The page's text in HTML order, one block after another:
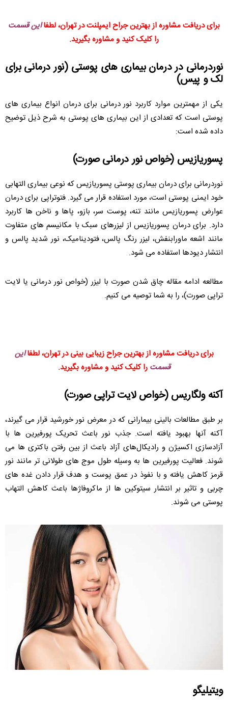
برای دریافت مشاوره از بهترین جراح ایمپلنت در تهران، لطفااین قسمت
را کلیک کنید و مشاوره بگیرید.
نوردرمانی در درمان بیماری های پوستی (نور درمانی برای
لک و پیس)
یکی از مهمترین موارد کاربرد نور درمانی برای درمان انواع بیماری های
پوستی است که تعدادی از این بیماری های پوستی به شرح ذیل توضیح
داده شده است:
پسوریازیس (خواص نور درمانی صورت)
نوردرمانی برای درمان بیماری پوستی پسوریازیس که نوعی بیماری التهابی
خود ایمنی پوستی است، مورد استفاده قرار می گیرد. فتوتراپی برای درمان
عوارض پسوریازیس مانند تنه، پوست سر، بازو، پاها و ناخن ها کاربرد
دارد. برای درمان پسوریازیس از لیزرهای سبک با مکانیسم های متفاوت
مانند اشعه ماورابنفش، لیزر رنگ پالس، فتودینامیک، نور شدید پالس و
انتشار دیودها استفاده می شود.
مطالعه ادامه مقاله چاق شدن صورت با لیزر (خواص نور درمانی یا لایت
تراپی صورت)، را به شما توصیه می کنیم.
برای دریافت مشاوره از بهترین جراح زیبایی بینی در تهران، لطفااین
قسمت را کلیک کنید و مشاوره بگیرید.
آکنه ولگاریس (خواص لایت تراپی صورت)
بر طبق مطالعات بالینی بیمارانی که در معرض نور خورشید قرار می گیرند،
آکنه آنها بهبود یافته است. جذب نور باعث تحریک پورفیرین ها با
آزادسازی اکسیژن و رادیکال‌های آزاد باعث از بین رفتن باکتری ها می
شوند. فعالیت پورفیرین ها به وسیله طول موج های طولانی تر مانند نور
قرمز کاهش یافته و با نفوذ در عمق پوست و هدف قرار دادن غده های
چربی و تاثیر بر انتشار سیتوکین ها از ماکروفاژها باعث کاهش التهاب
پوستی می شوند.
ویتیلیگو